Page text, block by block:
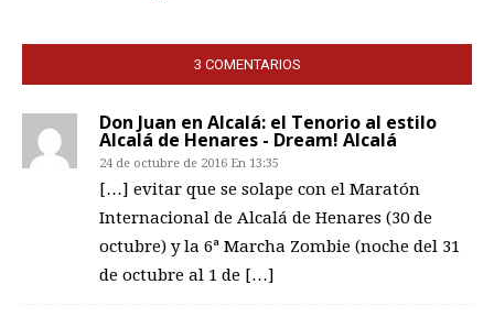
3 COMENTARIOS
Don Juan en Alcalá: el Tenorio al estilo
Alcalá de Henares - Dream! Alcalá
24 de octubre de 2016 En 13:35
[…] evitar que se solape con el Maratón
Internacional de Alcalá de Henares (30 de
octubre) y la 6ª Marcha Zombie (noche del 31
de octubre al 1 de […]